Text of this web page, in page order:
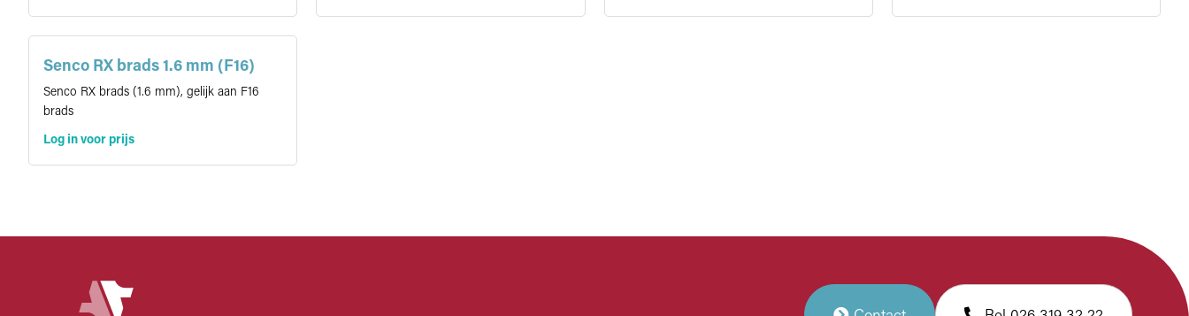
Senco RX brads 1.6 mm (F16)
Senco RX brads (1.6 mm), gelijk aan F16
brads
Log in voor prijs